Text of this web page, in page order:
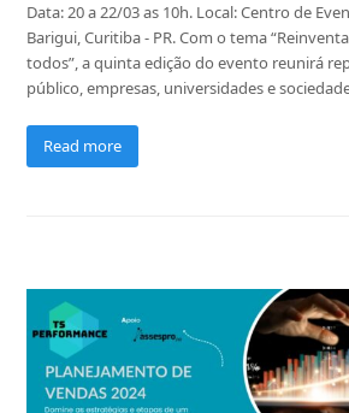
Data: 20 a 22/03 as 10h. Local: Centro de
Barigui, Curitiba - PR. Com o tema
todos”, a quinta edição do evento reunirá
público, empresas, universidades e
Read more